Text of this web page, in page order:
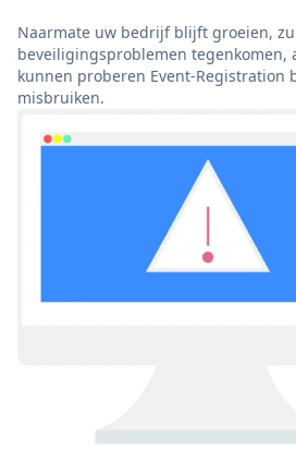
Naarmate uw bedrijf blijft groeien,
beveiligingsproblemen tegenkomen,
kunnen proberen Event-Registration
misbruiken.